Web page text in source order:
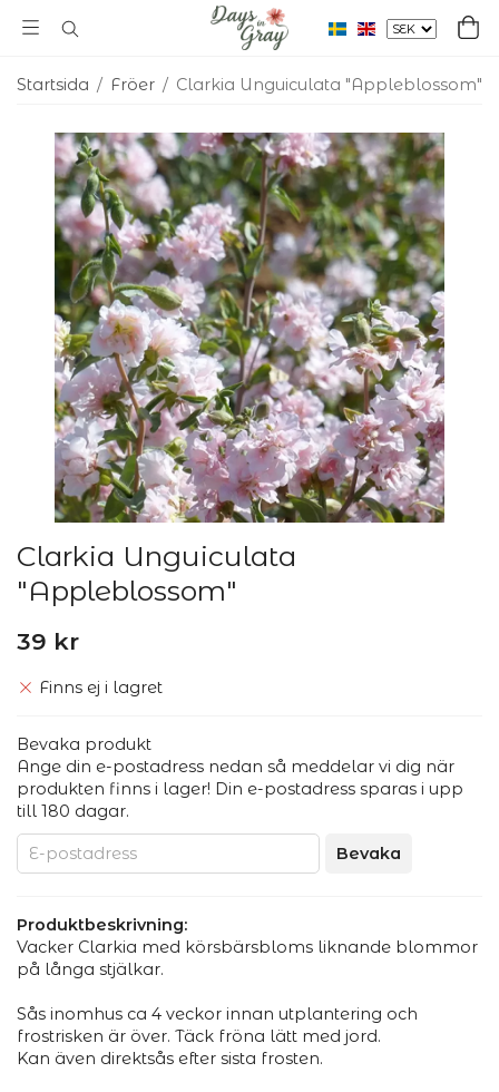
Startsida / Fröer / Clarkia Unguiculata "Appleblossom"
Clarkia Unguiculata
"Appleblossom"
39 kr
Finns ej i lagret
Bevaka produkt
Ange din e-postadress nedan så meddelar vi dig när
produkten finns i lager! Din e-postadress sparas i upp
till 180 dagar.
Bevaka
Produktbeskrivning:
Vacker Clarkia med körsbärsbloms liknande blommor
på långa stjälkar.
Sås inomhus ca 4 veckor innan utplantering och
frostrisken är över. Täck fröna lätt med jord.
Kan även direktsås efter sista frosten.